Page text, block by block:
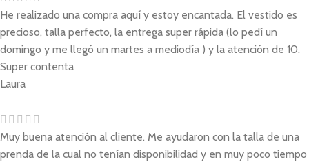
He realizado una compra aquí y estoy encantada. El vestido es
precioso, talla perfecto, la entrega super rápida (lo pedí un
domingo y me llegó un martes a mediodía ) y la atención de 10.
Super contenta
Laura
Muy buena atención al cliente. Me ayudaron con la talla de una
prenda de la cual no tenían disponibilidad y en muy poco tiempo